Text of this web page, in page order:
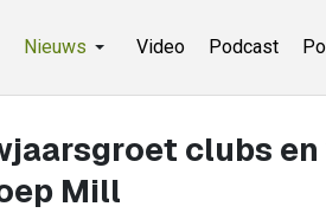
Nieuws Video Podcast
clubs
Mill